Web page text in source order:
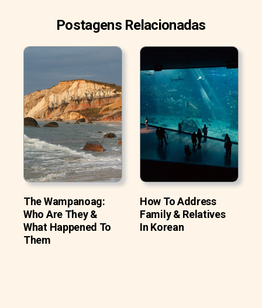
Postagens Relacionadas
The Wampanoag:
Who Are They &
What Happened To
Them
How To Address
Family & Relatives
In Korean